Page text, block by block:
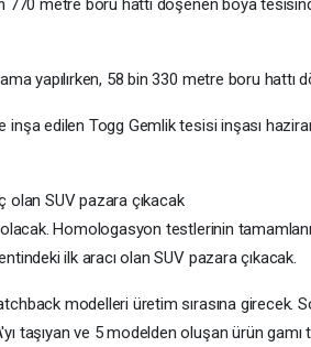
770 metre boru hattı döşenen boya
yapılırken, 58 bin 330 metre boru hattı
edilen Togg Gemlik tesisi inşası
SUV pazara çıkacak
Homologasyon testlerinin
ilk aracı olan SUV pazara çıkacak.
modelleri üretim sırasına girecek.
taşıyan ve 5 modelden oluşan ürün